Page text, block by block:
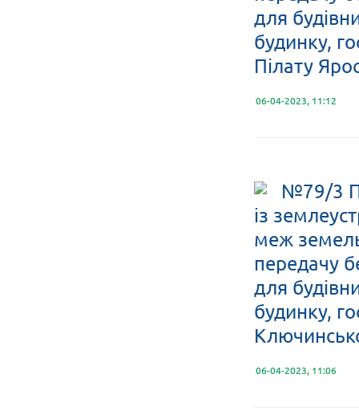
для
будинку,
Пілату
06-04-2023, 11:12
№79/3
із
меж
передачу
для
будинку,
06-04-2023, 11:06